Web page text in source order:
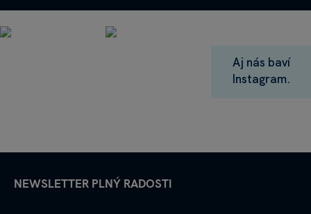
Aj nás baví
Instagram.
NEWSLETTER PLNÝ RADOSTI